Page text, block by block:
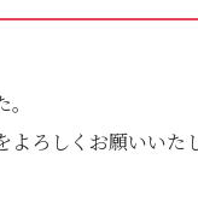
よろしくお願いいた